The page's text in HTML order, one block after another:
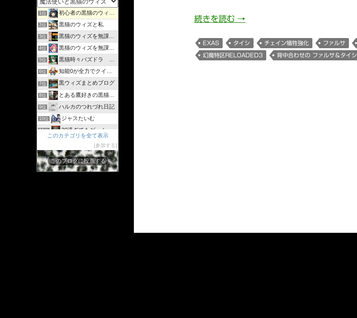
続きを読む 協心戮力 ファルサ＆タイシさん
→
EXAS タイシ チェイン犠牲強化 ファルサ
幻魔特区RELOADED3 背中合わせの ファルサ＆タイシ
1位 初心者の黒猫のウィズ攻略日記 | のんびりマイペースで攻略…
2位 黒猫のウィズと私
3位 黒猫のウィズを無課金で攻略してみる
4位 黒猫のウィズを無課金でまったりと。
5位 黒猫時々パズドラ ラノベ好きが綴るゲームブログ
6位 知能0が全力でクイズゲーム
7位 黒ウィズまとめブログ
8位 とある鷹好きの黒猫のウィズログ
9位 ハルカのつれづれ日記
10位 ジャスたいむ
11位 30過ぎてもゲーム好き
13位 黒猫ウィズたまえよディートリヒプレイ日記
14位 まぬーの趣味日記【黒猫のウィズ】
このカテゴリを全て表示
参加する
このブログに投票する